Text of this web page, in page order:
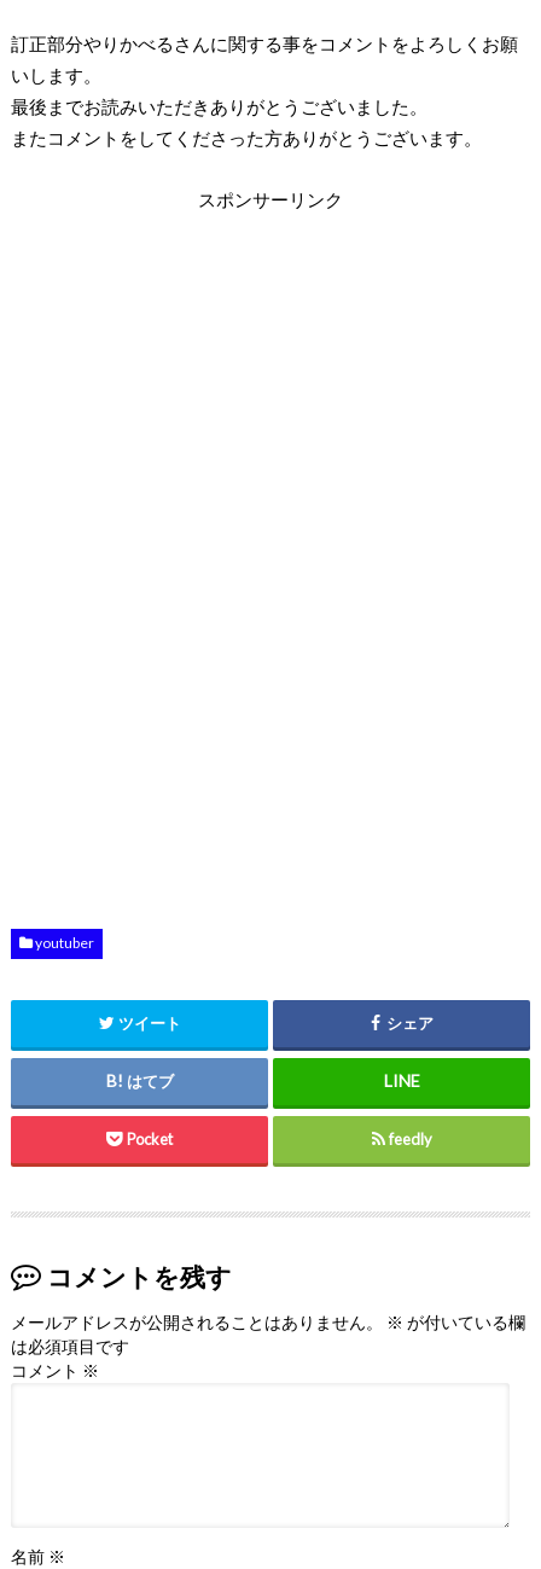
訂正部分やりかべるさんに関する事をコメントをよろしくお願
いします。
最後までお読みいただきありがとうございました。
またコメントをしてくださった方ありがとうございます。
スポンサーリンク
youtuber
ツイート シェア
はてブ
Pocket feedly
コメントを残す
メールアドレスが公開されることはありません。 ※ が付いている欄
は必須項目です
コメント ※
名前 ※